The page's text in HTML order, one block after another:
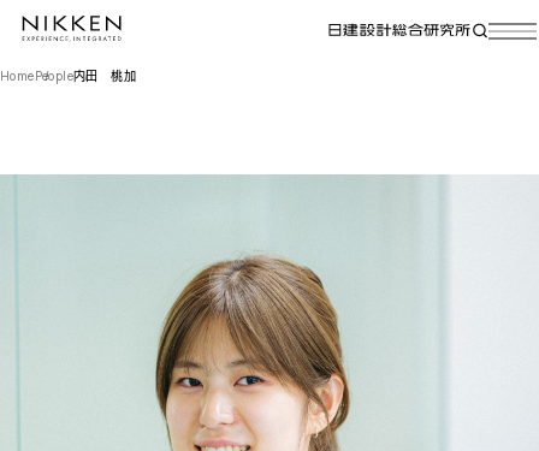
HomePeople内田 桃加